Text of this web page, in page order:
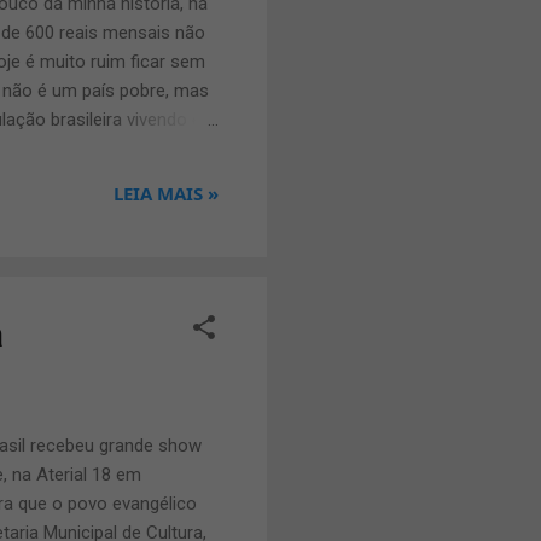
600 reais mensais não
é muito ruim ficar sem
é um país pobre, mas
brasileira vivendo em
financeira .
LEIA MAIS »
recebeu grande show
na Aterial 18 em
que o povo evangélico
Municipal de Cultura,